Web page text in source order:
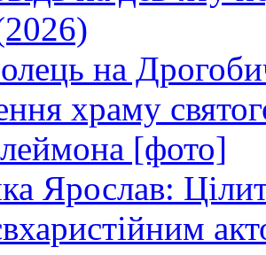
на
храму
[фото]
Ярослав: